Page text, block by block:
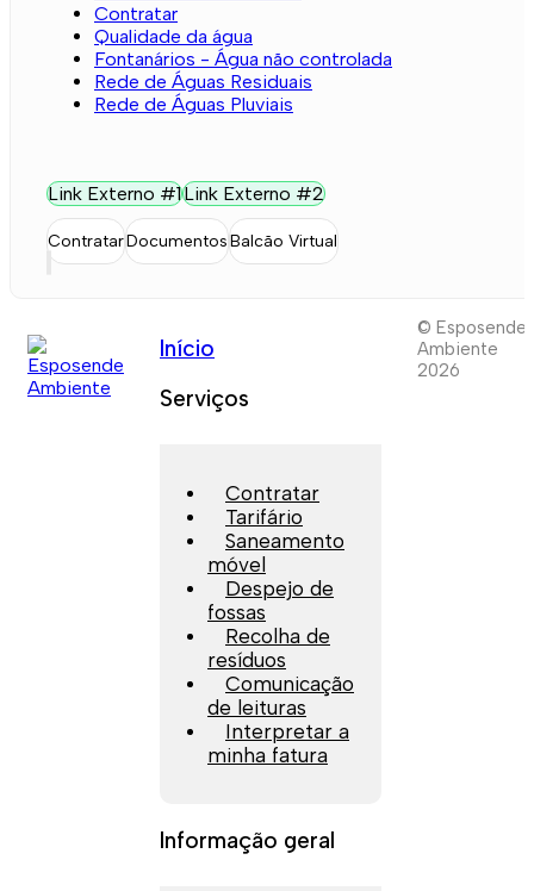
Contratar
Qualidade da água
Fontanários - Água não controlada
Rede de Águas Residuais
Rede de Águas Pluviais
Link Externo #1Link Externo #2
ContratarDocumentosBalcão Virtual
Início
Serviços
Contratar
Tarifário
Saneamento
móvel
Despejo de
fossas
Recolha de
resíduos
Comunicação
de leituras
Interpretar a
minha fatura
Informação geral
© Esposende
Ambiente
2026